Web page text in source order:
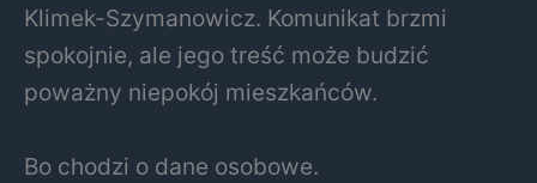
Klimek-Szymanowicz. Komunikat brzmi
spokojnie, ale jego treść może budzić
poważny niepokój mieszkańców.
Bo chodzi o dane osobowe.